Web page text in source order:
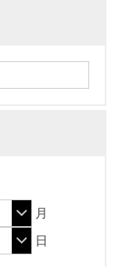
月
日